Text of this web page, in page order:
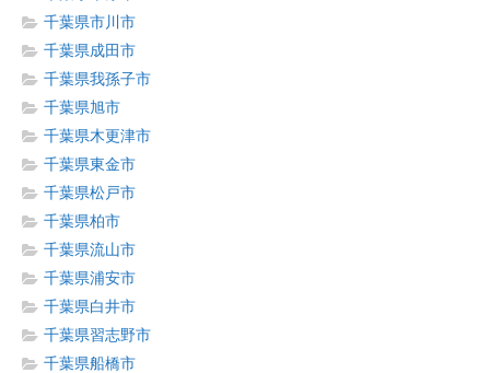
千葉県市川市
千葉県成田市
千葉県我孫子市
千葉県旭市
千葉県木更津市
千葉県東金市
千葉県松戸市
千葉県柏市
千葉県流山市
千葉県浦安市
千葉県白井市
千葉県習志野市
千葉県船橋市